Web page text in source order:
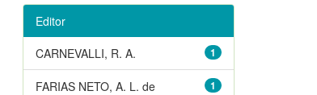
Editor
1
CARNEVALLI, R. A.
1
FARIAS NETO, A. L. de